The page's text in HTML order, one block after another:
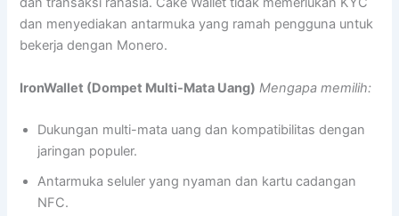
dan menyediakan antarmuka yang ramah pengguna untuk
bekerja dengan Monero.
IronWallet (Dompet Multi-Mata Uang) Mengapa memilih:
Dukungan multi-mata uang dan kompatibilitas dengan
jaringan populer.
Antarmuka seluler yang nyaman dan kartu cadangan
NFC.